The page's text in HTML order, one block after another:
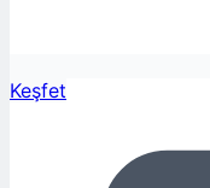
Keşfet